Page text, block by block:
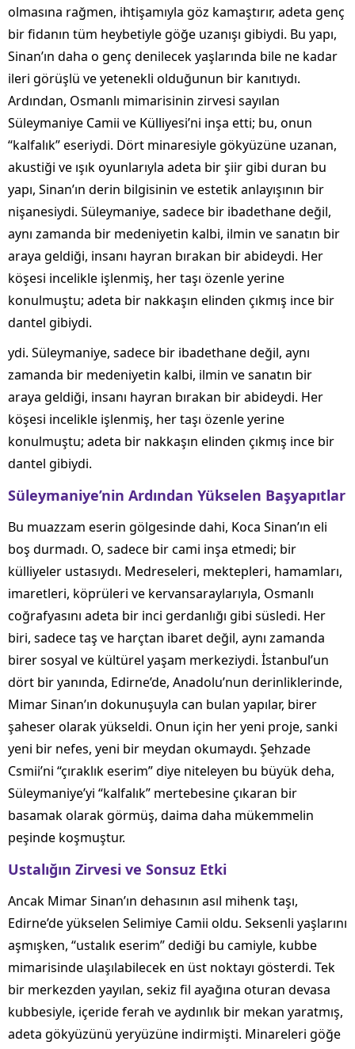
olmasına rağmen, ihtişamıyla göz kamaştırır, adeta genç
bir fidanın tüm heybetiyle göğe uzanışı gibiydi. Bu yapı,
Sinan’ın daha o genç denilecek yaşlarında bile ne kadar
ileri görüşlü ve yetenekli olduğunun bir kanıtıydı.
Ardından, Osmanlı mimarisinin zirvesi sayılan
Süleymaniye Camii ve Külliyesi’ni inşa etti; bu, onun
“kalfalık” eseriydi. Dört minaresiyle gökyüzüne uzanan,
akustiği ve ışık oyunlarıyla adeta bir şiir gibi duran bu
yapı, Sinan’ın derin bilgisinin ve estetik anlayışının bir
nişanesiydi. Süleymaniye, sadece bir ibadethane değil,
aynı zamanda bir medeniyetin kalbi, ilmin ve sanatın bir
araya geldiği, insanı hayran bırakan bir abideydi. Her
köşesi incelikle işlenmiş, her taşı özenle yerine
konulmuştu; adeta bir nakkaşın elinden çıkmış ince bir
dantel gibiydi.
ydi. Süleymaniye, sadece bir ibadethane değil, aynı
zamanda bir medeniyetin kalbi, ilmin ve sanatın bir
araya geldiği, insanı hayran bırakan bir abideydi. Her
köşesi incelikle işlenmiş, her taşı özenle yerine
konulmuştu; adeta bir nakkaşın elinden çıkmış ince bir
dantel gibiydi.
Süleymaniye’nin Ardından Yükselen Başyapıtlar
Bu muazzam eserin gölgesinde dahi, Koca Sinan’ın eli
boş durmadı. O, sadece bir cami inşa etmedi; bir
külliyeler ustasıydı. Medreseleri, mektepleri, hamamları,
imaretleri, köprüleri ve kervansaraylarıyla, Osmanlı
coğrafyasını adeta bir inci gerdanlığı gibi süsledi. Her
biri, sadece taş ve harçtan ibaret değil, aynı zamanda
birer sosyal ve kültürel yaşam merkeziydi. İstanbul’un
dört bir yanında, Edirne’de, Anadolu’nun derinliklerinde,
Mimar Sinan’ın dokunuşuyla can bulan yapılar, birer
şaheser olarak yükseldi. Onun için her yeni proje, sanki
yeni bir nefes, yeni bir meydan okumaydı. Şehzade
Csmii’ni “çıraklık eserim” diye niteleyen bu büyük deha,
Süleymaniye’yi “kalfalık” mertebesine çıkaran bir
basamak olarak görmüş, daima daha mükemmelin
peşinde koşmuştur.
Ustalığın Zirvesi ve Sonsuz Etki
Ancak Mimar Sinan’ın dehasının asıl mihenk taşı,
Edirne’de yükselen Selimiye Camii oldu. Seksenli yaşlarını
aşmışken, “ustalık eserim” dediği bu camiyle, kubbe
mimarisinde ulaşılabilecek en üst noktayı gösterdi. Tek
bir merkezden yayılan, sekiz fil ayağına oturan devasa
kubbesiyle, içeride ferah ve aydınlık bir mekan yaratmış,
adeta gökyüzünü yeryüzüne indirmişti. Minareleri göğe